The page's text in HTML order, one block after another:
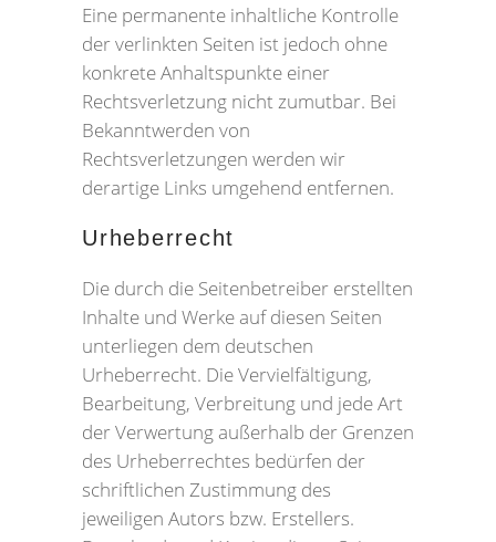
Eine permanente inhaltliche Kontrolle
der verlinkten Seiten ist jedoch ohne
konkrete Anhaltspunkte einer
Rechtsverletzung nicht zumutbar. Bei
Bekanntwerden von
Rechtsverletzungen werden wir
derartige Links umgehend entfernen.
Urheberrecht
Die durch die Seitenbetreiber erstellten
Inhalte und Werke auf diesen Seiten
unterliegen dem deutschen
Urheberrecht. Die Vervielfältigung,
Bearbeitung, Verbreitung und jede Art
der Verwertung außerhalb der Grenzen
des Urheberrechtes bedürfen der
schriftlichen Zustimmung des
jeweiligen Autors bzw. Erstellers.